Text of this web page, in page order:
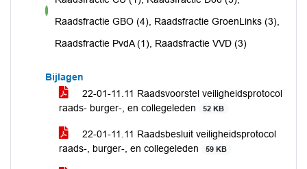
voorRaadsfractie GBO (4), Raadsfractie GroenLinks (3),
Raadsfractie PvdA (1), Raadsfractie VVD (3)
Bijlagen
22-01-11.11 Raadsvoorstel veiligheidsprotocol
raads- burger-, en collegeleden
52 KB
22-01-11.11 Raadsbesluit veiligheidsprotocol
raads-, burger-, en collegeleden
59 KB